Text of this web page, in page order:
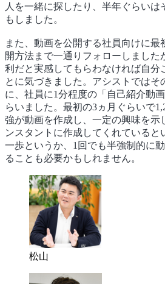
人を一緒に探したり、半年ぐらいは
もしました。
また、動画を公開する社員向けに最
開方法まで一通りフォローしました
利だと実感してもらわなければ自分
とに気づきました。アシストではそ
に、社員に1分程度の「自己紹介動
らいました。最初の3ヵ月ぐらいで
強が動画を作成し、一定の興味を示
ンスタントに作成してくれていると
一歩というか、1回でも半強制的に
ることも必要かもしれません。
松山